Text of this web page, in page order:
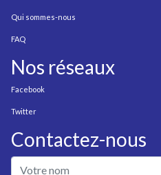
Qui sommes-nous
FAQ
Nos réseaux
Facebook
Twitter
Contactez-nous